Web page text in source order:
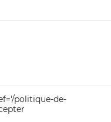
politique-de-